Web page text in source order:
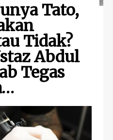
Tato,
Tidak?
Abdul
Tegas